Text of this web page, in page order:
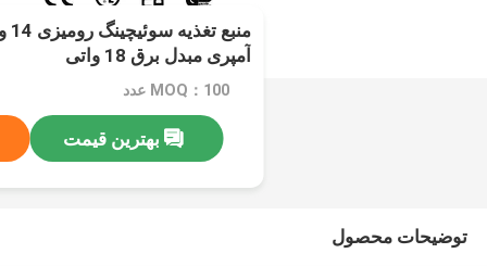
آمپری مبدل برق 18 واتی
MOQ：100 عدد
بهترین قیمت
توضیحات محصول